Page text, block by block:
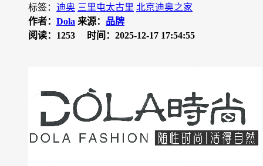
标签： 迪奥 三里屯太古里 北京迪奥之家
作者： Dola 来源： 品牌
阅读：1253
时间：2025-12-17 17:54:55